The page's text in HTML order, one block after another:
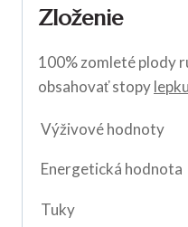
Zloženie
100% zomleté plody
obsahovať stopylepku
Výživové hodnoty
Energetická hodnota
Tuky